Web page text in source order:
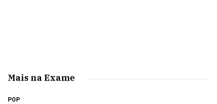
Mais na Exame
POP